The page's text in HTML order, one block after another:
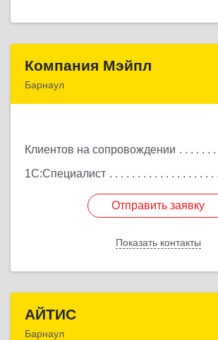
Компания Мэйпл
Барнаул
Клиентов на сопровождении
1С:Специалист
Отправить заявку
Показать контакты
Отправить заявку
Назад
АЙТИС
Барнаул